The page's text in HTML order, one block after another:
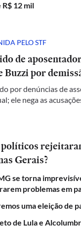
12 mil
PELO STF
de
por
por denúncias de
ele nega as
Gerais?
se torna
problemas em
uma eleição de
de Lula e